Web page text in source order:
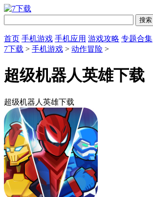
首页 手机游戏 手机应用 游戏攻略 专题合集
7下载 > 手机游戏 > 动作冒险 >
超级机器人英雄下载
超级机器人英雄下载